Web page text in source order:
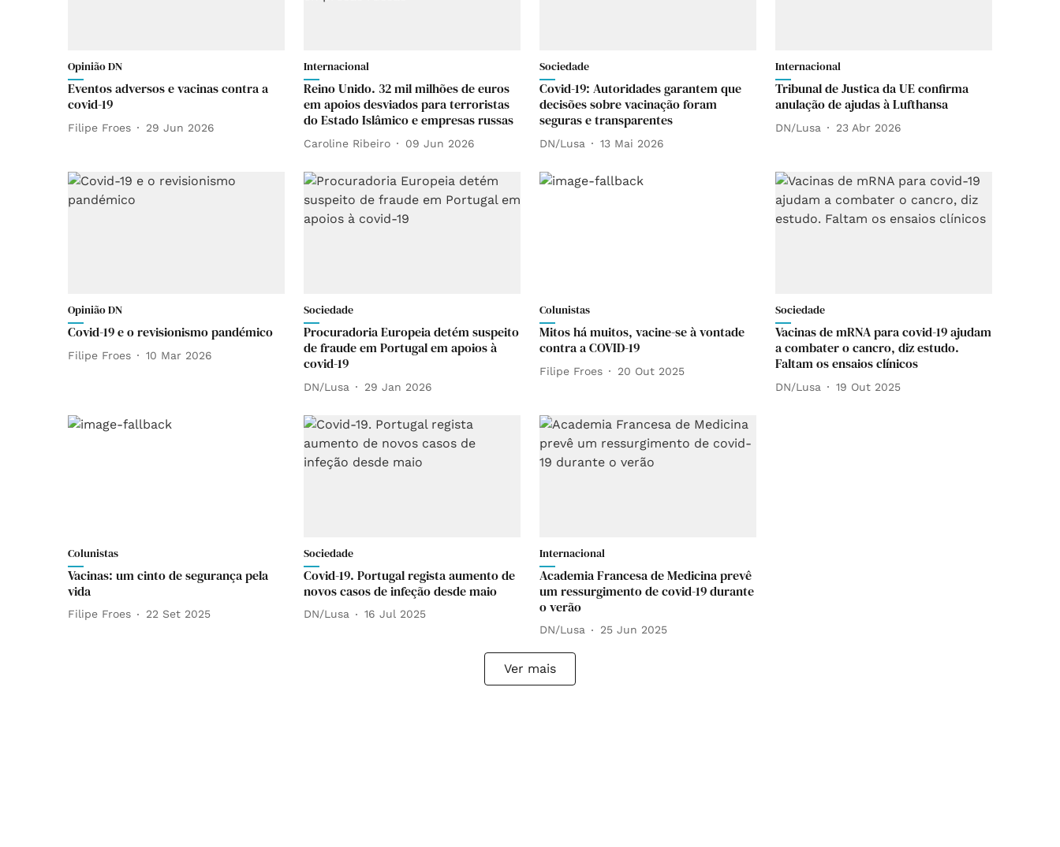
Opinião DN
Eventos adversos e vacinas contra a
covid-19
Filipe Froes 29 Jun 2026
Internacional
Reino Unido. 32 mil milhões de euros
em apoios desviados para terroristas
do Estado Islâmico e empresas russas
Caroline Ribeiro 09 Jun 2026
Sociedade
Covid-19: Autoridades garantem que
decisões sobre vacinação foram
seguras e transparentes
DN/Lusa 13 Mai 2026
Internacional
Tribunal de Justica da UE confirma
anulação de ajudas à Lufthansa
DN/Lusa 23 Abr 2026
Opinião DN
Covid-19 e o revisionismo pandémico
Filipe Froes 10 Mar 2026
Sociedade
Procuradoria Europeia detém suspeito
de fraude em Portugal em apoios à
covid-19
DN/Lusa 29 Jan 2026
Colunistas
Mitos há muitos, vacine-se à vontade
contra a COVID-19
Filipe Froes 20 Out 2025
Sociedade
Vacinas de mRNA para covid-19 ajudam
a combater o cancro, diz estudo.
Faltam os ensaios clínicos
DN/Lusa 19 Out 2025
Colunistas
Vacinas: um cinto de segurança pela
vida
Filipe Froes 22 Set 2025
Sociedade
Covid-19. Portugal regista aumento de
novos casos de infeção desde maio
DN/Lusa 16 Jul 2025
Internacional
Academia Francesa de Medicina prevê
um ressurgimento de covid-19 durante
o verão
DN/Lusa 25 Jun 2025
Ver mais